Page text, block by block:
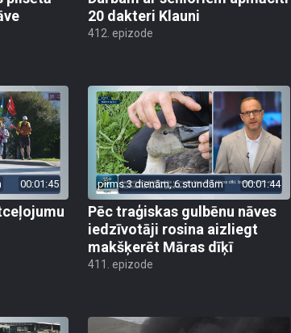
20 dakteri Klauni
412. epizode
00:01:45 pirms 3 dienām, 6 stundām 00:01:44
Pēc traģiskas gulbēnu nāves
iedzīvotāji rosina aizliegt
makšķerēt Māras dīķī
411. epizode